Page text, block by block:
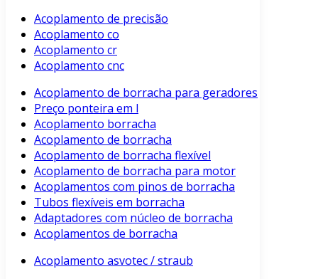
Acoplamento de precisão
Acoplamento co
Acoplamento cr
Acoplamento cnc
Acoplamento de borracha para geradores
Preço ponteira em l
Acoplamento borracha
Acoplamento de borracha
Acoplamento de borracha flexível
Acoplamento de borracha para motor
Acoplamentos com pinos de borracha
Tubos flexíveis em borracha
Adaptadores com núcleo de borracha
Acoplamentos de borracha
Acoplamento asvotec / straub